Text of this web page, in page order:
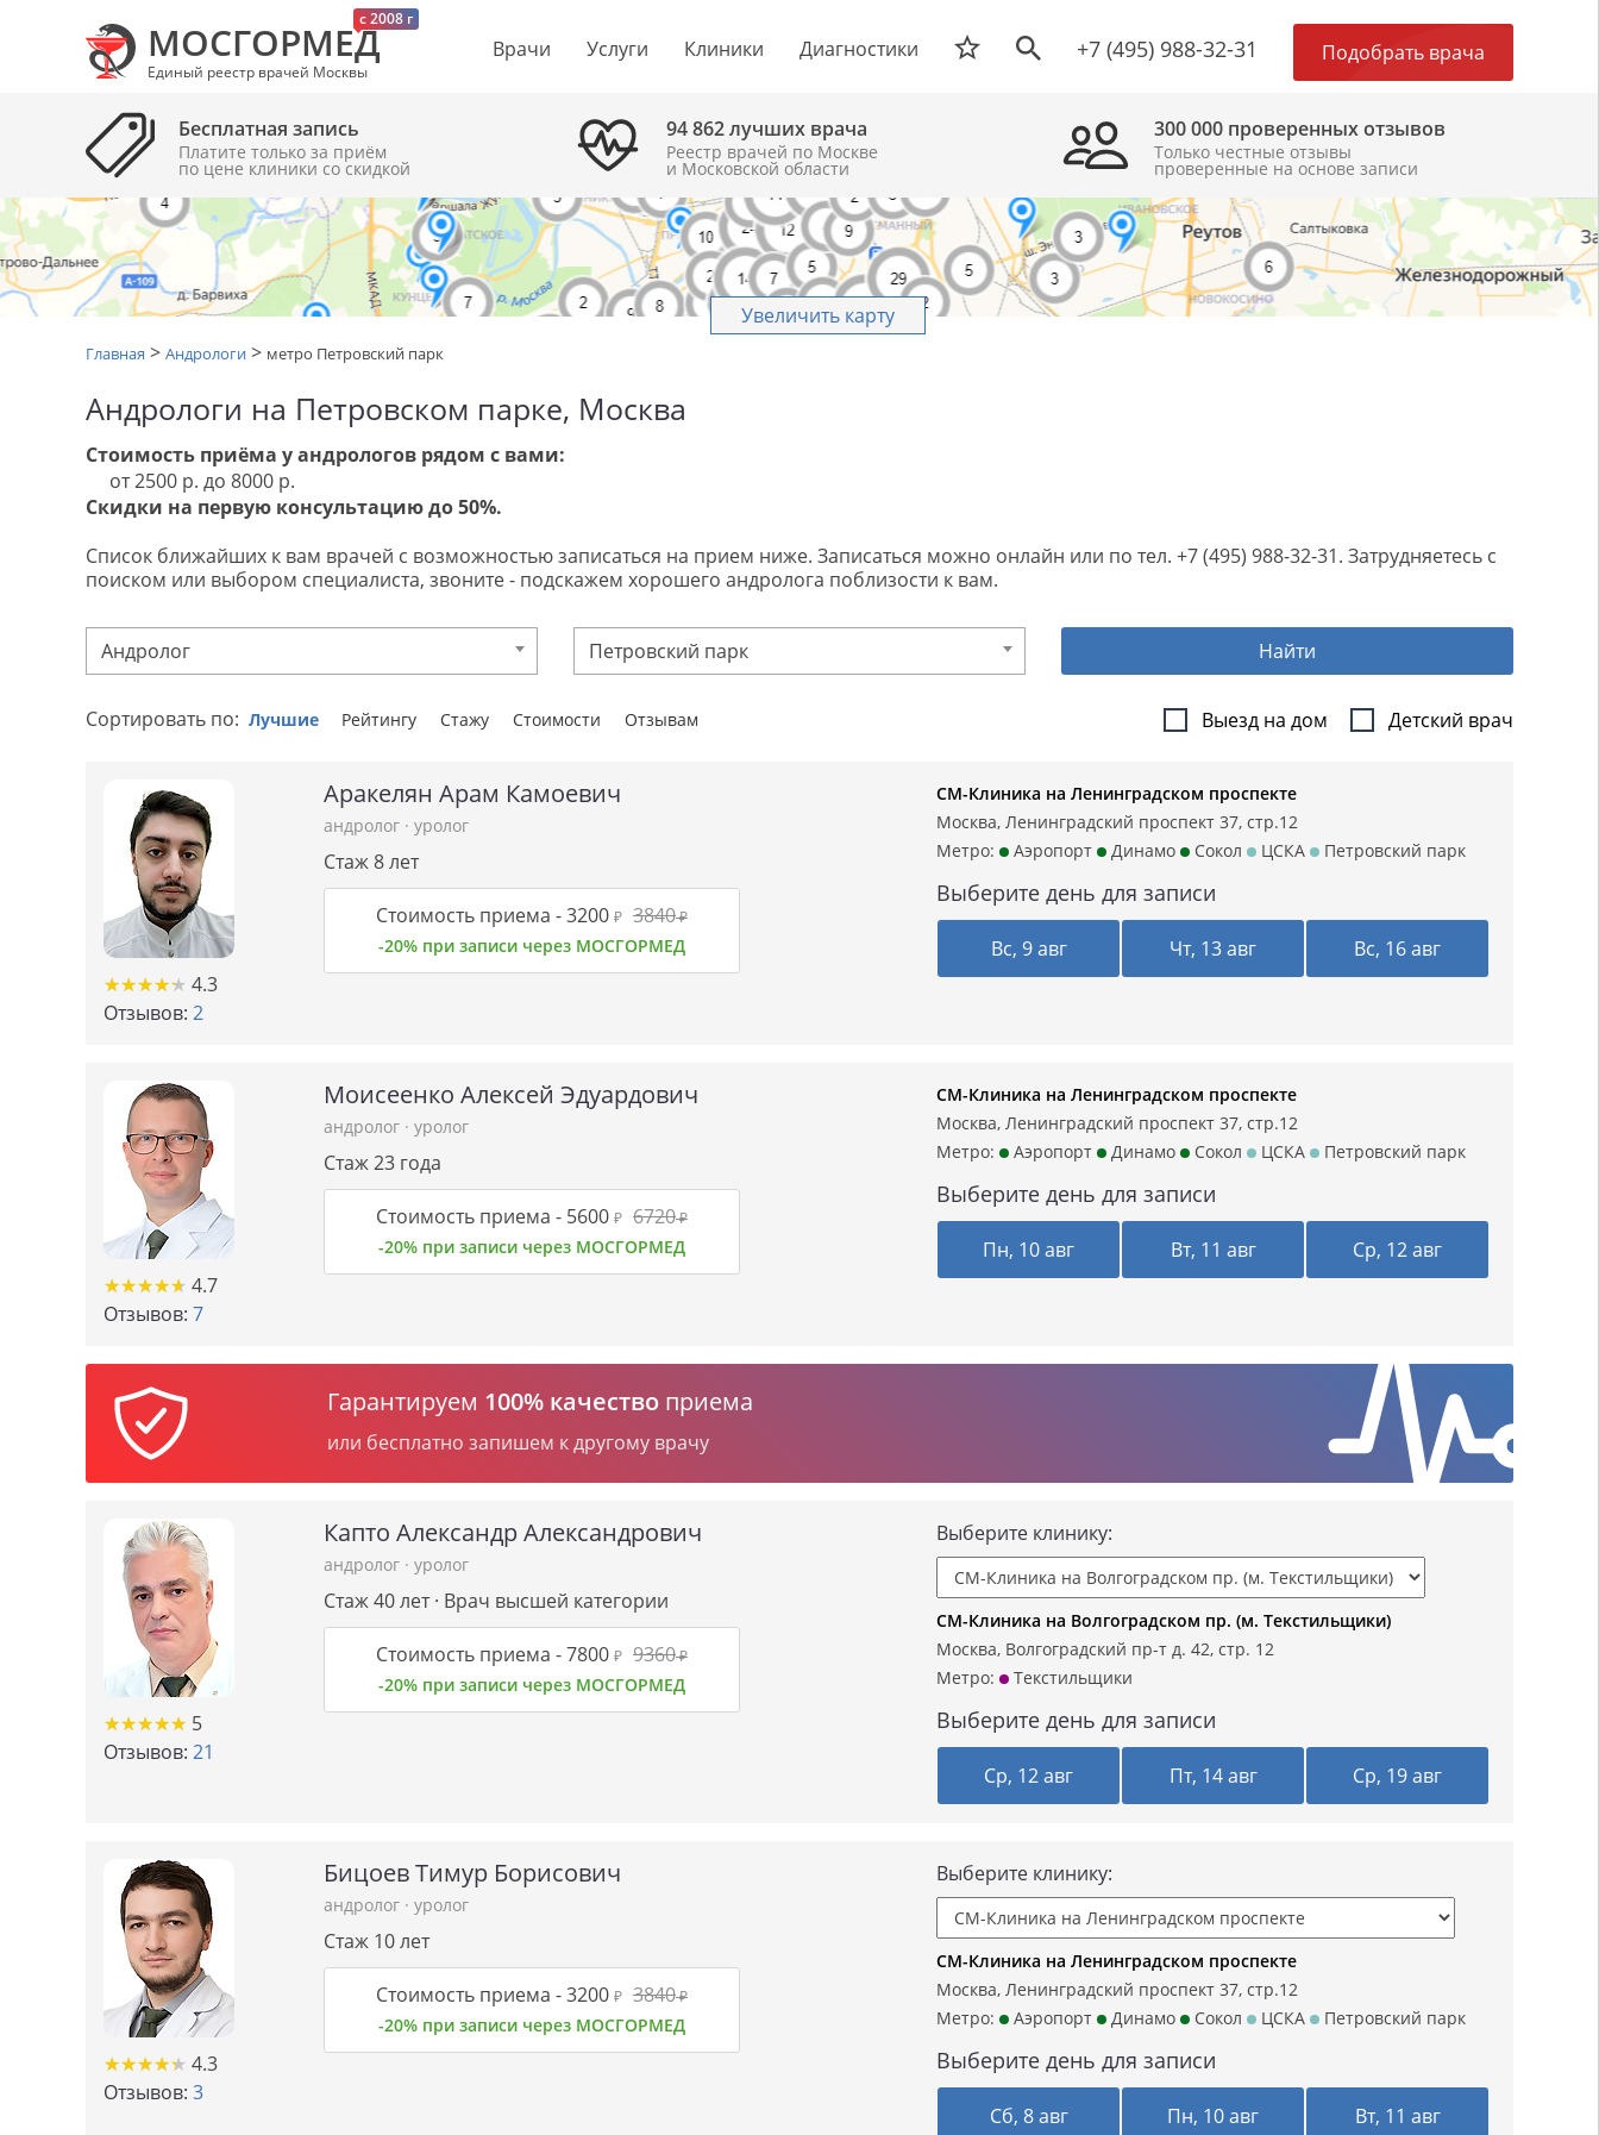
c 2008 г
МОСГОРМЕД
Единый реестр врачей Москвы
Врачи Услуги Клиники Диагностики +7 (495) 988-32-31 Подобрать врача
Бесплатная запись
Платите только за приём
по цене клиники cо скидкой
94 862 лучших врача
Реестр врачей по Москве
и Московской области
300 000 проверенных отзывов
Только честные отзывы
проверенные на основе записи
Увеличить карту
Главная > Андрологи > метро Петровский парк
Андрологи на Петровском парке, Москва
Стоимость приёма у андрологов рядом с вами:
от 2500 р. до 8000 р.
Скидки на первую консультацию до 50%.
Список ближайших к вам врачей с возможностью записаться на прием ниже. Записаться можно онлайн или по тел. +7 (495) 988-32-31. Затрудняетесь с
поиском или выбором специалиста, звоните - подскажем хорошего андролога поблизости к вам.
Андролог Петровский парк Найти
Выезд на дом Детский врач
Сортировать по: Лучшие Рейтингу Стажу Стоимости Отзывам
★★★★★
★★★★★ 4.3
Отзывов: 2
Аракелян Арам Камоевич
андролог · уролог
Стаж 8 лет
Стоимость приема -3200 ₽ 3840₽
-20% при записи через МОСГОРМЕД
СМ-Клиника на Ленинградском проспекте
Москва, Ленинградский проспект 37, стр.12
Метро:
Аэропорт Динамо Сокол ЦСКА Петровский парк
Выберите день для записи
Вс, 9 авг Чт, 13 авг Вс, 16 авг
★★★★★
★★★★★ 4.7
Отзывов: 7
Моисеенко Алексей Эдуардович
андролог · уролог
Стаж 23 года
Стоимость приема - 5600 ₽ 6720₽
-20% при записи через МОСГОРМЕД
СМ-Клиника на Ленинградском проспекте
Москва, Ленинградский проспект 37, стр.12
Метро:
Аэропорт Динамо Сокол ЦСКА Петровский парк
Выберите день для записи
Пн, 10 авг Вт, 11 авг Ср, 12 авг
Гарантируем 100% качество приема
или бесплатно запишем к другому врачу
★★★★★
★★★★★ 5
Отзывов: 21
Капто Александр Александрович
андролог · уролог
Стаж 40 лет · Врач высшей категории
Стоимость приема -7800 ₽ 9360₽
-20% при записи через МОСГОРМЕД
Выберите клинику:
СМ-Клиника на Волгоградском пр. (м. Текстильщики)
Москва, Волгоградский пр-т д. 42, стр. 12
Метро:
Текстильщики
Выберите день для записи
Ср, 12 авг Пт, 14 авг Ср, 19 авг
★★★★★
★★★★★ 4.3
Отзывов: 3
Бицоев Тимур Борисович
андролог · уролог
Стаж 10 лет
Стоимость приема -3200 ₽ 3840₽
-20% при записи через МОСГОРМЕД
Выберите клинику:
СМ-Клиника на Ленинградском проспекте
Москва, Ленинградский проспект 37, стр.12
Метро:
Аэропорт Динамо Сокол ЦСКА Петровский парк
Выберите день для записи
Сб, 8 авг Пн, 10 авг Вт, 11 авг